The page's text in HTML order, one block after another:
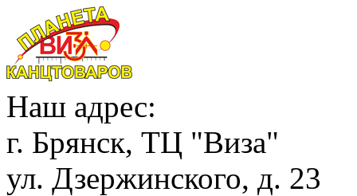
Наш адрес:
г. Брянск, ТЦ "Виза"
ул. Дзержинского, д. 23